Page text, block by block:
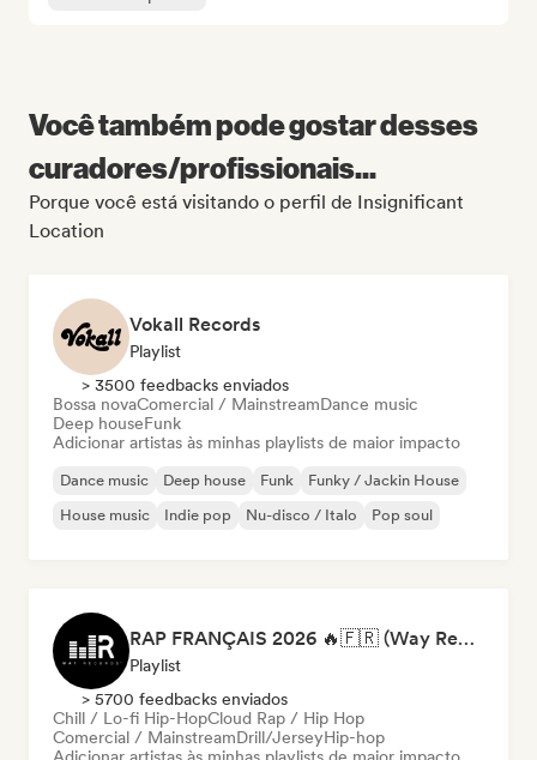
Você também pode gostar desses
curadores/profissionais...
Porque você está visitando o perfil de Insignificant
Location
Vokall Records
Playlist
> 3500 feedbacks enviados
Bossa novaComercial / MainstreamDance music
Deep houseFunk
Adicionar artistas às minhas playlists de maior impacto
Dance music Deep house Funk
Funky / Jackin House
House music
Indie pop Nu-disco / Italo Pop soul
RAP FRANÇAIS 2026 🔥🇫🇷 (Way Records)
Playlist
> 5700 feedbacks enviados
Chill / Lo-fi Hip-HopCloud Rap / Hip Hop
Comercial / MainstreamDrill/JerseyHip-hop